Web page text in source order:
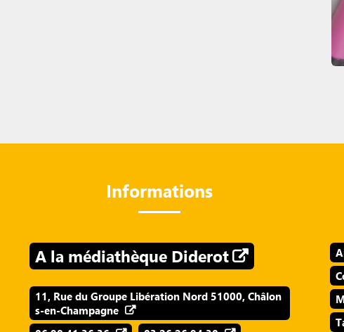
Informations
A la médiathèque Diderot
11, Rue du Groupe Libération Nord 51000, Châlon
s-en-Champagne